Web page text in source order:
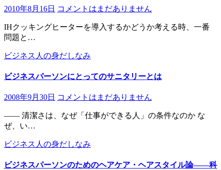
2010年8月16日 コメントはまだありません
IHクッキングヒーターを導入するかどうか考える時、一番
問題と…
ビジネス人の身だしなみ
ビジネスパーソンにとってのサニタリーとは
2008年9月30日 コメントはまだありません
―― 清潔さは、なぜ「仕事ができる人」の条件なのか な
ぜ、い…
ビジネス人の身だしなみ
ビジネスパーソンのためのヘアケア・ヘアスタイル論――科